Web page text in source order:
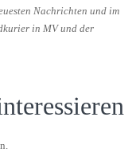
Nachrichten und im
in MV und der